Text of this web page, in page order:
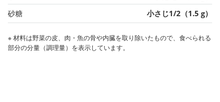
砂糖
小さじ1/2（1.5 g）
※ 材料は野菜の皮、肉・魚の骨や内臓を取り除いたもので、食べられる
部分の分量（調理量）を表示しています。